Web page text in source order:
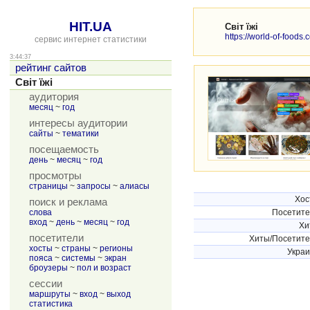
HIT.UA
сервис интернет статистики
3:44:37
рейтинг сайтов
Світ їжі
аудитория
месяц ~ год
интересы аудитории
сайты ~ тематики
посещаемость
день ~ месяц ~ год
просмотры
страницы ~ запросы ~ алиасы
поиск и реклама
слова
вход ~ день ~ месяц ~ год
посетители
хосты ~ страны ~ регионы
пояса ~ системы ~ экран
броузеры ~ пол и возраст
сессии
маршруты ~ вход ~ выход
статистика
Світ їжі
https://world-of-
Хиты/